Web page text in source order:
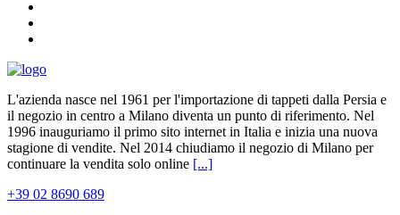
L'azienda nasce nel 1961 per l'importazione di tappeti dalla Persia e
il negozio in centro a Milano diventa un punto di riferimento. Nel
1996 inauguriamo il primo sito internet in Italia e inizia una nuova
stagione di vendite. Nel 2014 chiudiamo il negozio di Milano per
continuare la vendita solo online [...]
+39 02 8690 689